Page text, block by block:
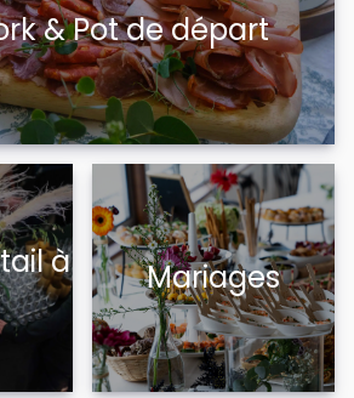
& Pot de départ
à
Mariages